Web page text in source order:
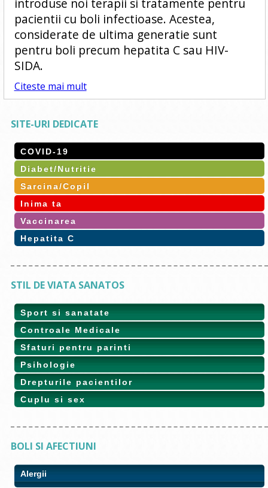
introduse noi terapii si tratamente pentru
pacientii cu boli infectioase. Acestea,
considerate de ultima generatie sunt
pentru boli precum hepatita C sau HIV-
SIDA.
Citeste mai mult
SITE-URI DEDICATE
COVID-19
Diabet/Nutritie
Sarcina/Copil
Inima ta
Vaccinarea
Hepatita C
STIL DE VIATA SANATOS
Sport si sanatate
Controale Medicale
Sfaturi pentru parinti
Psihologie
Drepturile pacientilor
Cuplu si sex
BOLI SI AFECTIUNI
Alergii